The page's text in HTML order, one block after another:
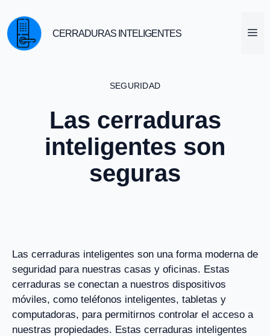
contenido
CERRADURAS INTELIGENTES
SEGURIDAD
Las cerraduras
inteligentes son
seguras
Las cerraduras inteligentes son una forma moderna de
seguridad para nuestras casas y oficinas. Estas
cerraduras se conectan a nuestros dispositivos
móviles, como teléfonos inteligentes, tabletas y
computadoras, para permitirnos controlar el acceso a
nuestras propiedades. Estas cerraduras inteligentes